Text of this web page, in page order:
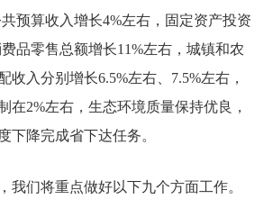
预算收入增长4%左右，固定资产投资
品零售总额增长1 1%左右，城镇和农
收入分别增长6.5%左右、 7.5%左右，
在2%左右，生态环境质量保持优良，
下降完成省下达任务。
我们将重点做好以下九个方面工作。